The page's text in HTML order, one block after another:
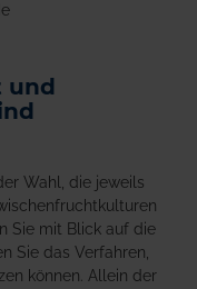
und
Wahl, die jeweils
Sie mit Blick auf die
Sie das Verfahren,
können. Allein der